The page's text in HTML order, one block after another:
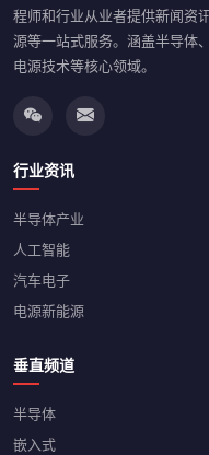
程师和行业从业者提供新闻资
源等一站式服务。涵盖半导体
电源技术等核心领域。
行业资讯
半导体产业
人工智能
汽车电子
电源新能源
垂直频道
半导体
嵌入式